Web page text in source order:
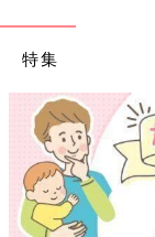
特集